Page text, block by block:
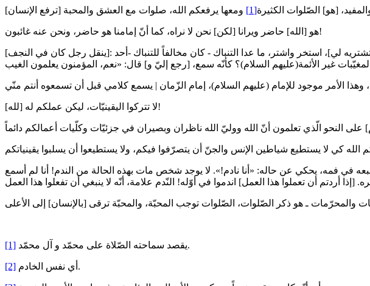
[هو] الصّلوات الكثيرة[1]
هو [الله] حاضر ويرانا [لكن] نحن لا نراه، كما أنّ إمامنا هو حاضر، ونحن عنه غائبون!
[ينقل رجل كان في النجف]: كان عندنا أستاذ يخبر عن المغيّبات. كنت أنا خادمه وتلميذه و كان مصروف بيته لدي. كان يقول: «ما شاء قلبك [أن تشتريه لي]، استخر واشتر، ما عدا التنباك - كان مخالفاً للتنباك -أحد
لا تتركوا اليقينيّات، ليكن عملكم له [لله]!
في فمه، يحكي عن حاله: «أنا نادم!». لا يوجد شخص مات بهذه الحالة من الندم! أنا لم أسمع
[1] يقصد سماحته الصّلاة على محمّد و آل محمّد.
[2] أي نفس الخادم.